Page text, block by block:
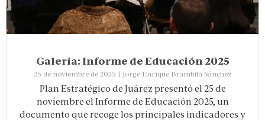
Galería: Informe de Educación 2025
25 de noviembre de 2025 | Jorge Enrique Brambila Sánchez
Plan Estratégico de Juárez presentó el 25 de
noviembre el Informe de Educación 2025, un
documento que recoge los principales indicadores y